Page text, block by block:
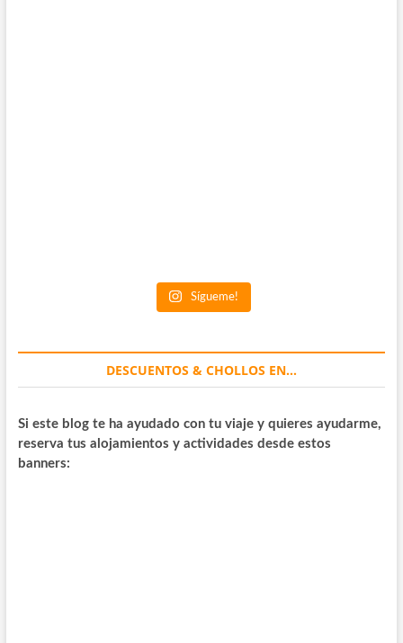
Sígueme!
DESCUENTOS & CHOLLOS EN…
Si este blog te ha ayudado con tu viaje y quieres ayudarme,
reserva tus alojamientos y actividades desde estos
banners: